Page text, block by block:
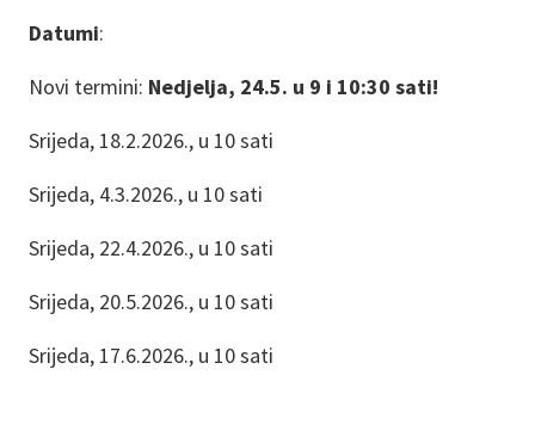
Datumi:
Novi termini: Nedjelja, 24.5. u 9 i 10:30 sati!
Srijeda, 18.2.2026., u 10 sati
Srijeda, 4.3.2026., u 10 sati
Srijeda, 22.4.2026., u 10 sati
Srijeda, 20.5.2026., u 10 sati
Srijeda, 17.6.2026., u 10 sati